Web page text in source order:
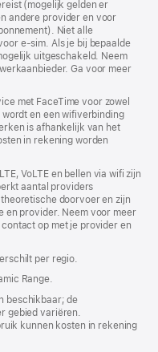
(mogelijk gelden er
andere provider en voor
Niet alle
e‑sim. Als je bij bepaalde
uitgeschakeld. Neem
Ga voor meer
met FaceTime voor zowel
en een wifi­­verbinding
is afhankelijk van het
in rekening worden
VoLTE en bellen via wifi zijn
aantal providers
doorvoer en zijn
en provider. Neem voor meer
op met je provider en
per regio.
Range.
beschikbaar; de
gebied variëren.
kunnen kosten in rekening